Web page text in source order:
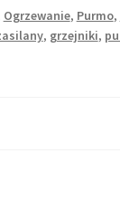
Ogrzewanie, Purmo,
, grzejniki,